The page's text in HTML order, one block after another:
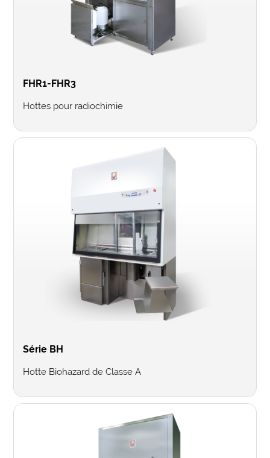
FHR1-FHR3
Hottes pour radiochimie
Série BH
Hotte Biohazard de Classe A